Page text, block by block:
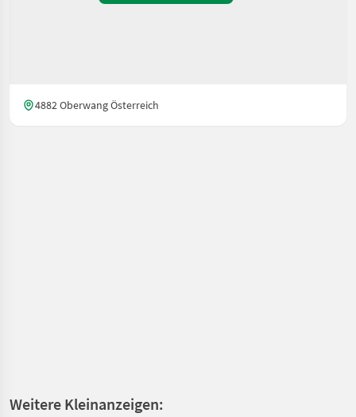
4882 Oberwang Österreich
Weitere Kleinanzeigen: